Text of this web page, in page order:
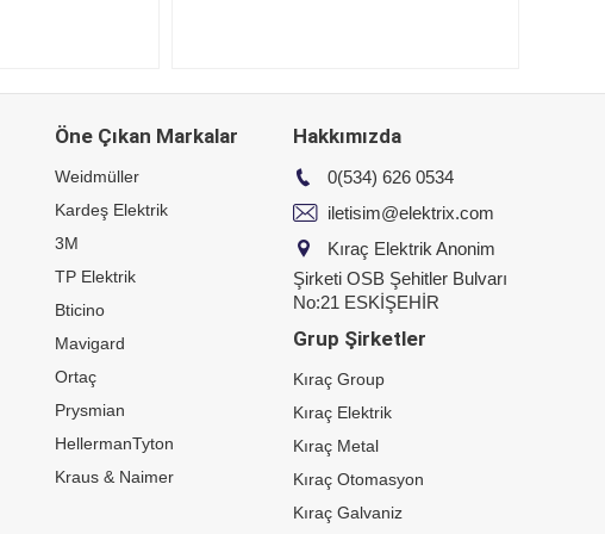
Öne Çıkan Markalar
Weidmüller
Kardeş Elektrik
3M
TP Elektrik
Bticino
Mavigard
Ortaç
Prysmian
HellermanTyton
Kraus & Naimer
Hakkımızda
0(534) 626 0534
iletisim@elektrix.com
Kıraç Elektrik Anonim
Şirketi OSB Şehitler Bulvarı
No:21 ESKİŞEHİR
Grup Şirketler
Kıraç Group
Kıraç Elektrik
Kıraç Metal
Kıraç Otomasyon
Kıraç Galvaniz